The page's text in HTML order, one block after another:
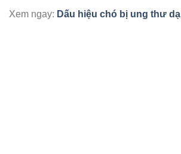
Xem ngay: Dấu hiệu chó bị ung thư dạ